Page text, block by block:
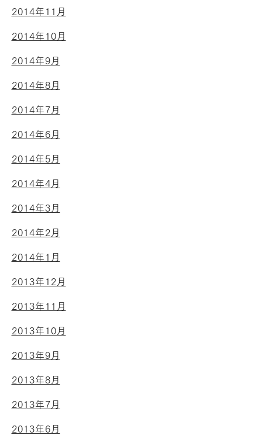
2014年11月
2014年10月
2014年9月
2014年8月
2014年7月
2014年6月
2014年5月
2014年4月
2014年3月
2014年2月
2014年1月
2013年12月
2013年11月
2013年10月
2013年9月
2013年8月
2013年7月
2013年6月